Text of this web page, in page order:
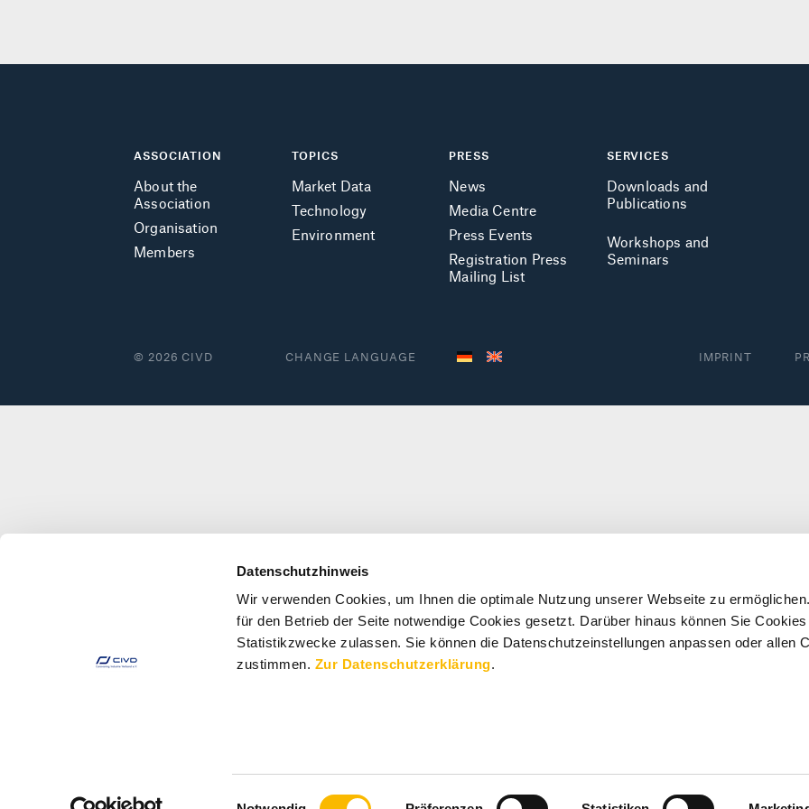
Datenschutzhinweis
Wir verwenden Cookies, um Ihnen die optimale Nutzung unserer Webseite zu
für den Betrieb der Seite notwendige Cookies gesetzt. Darüber hinaus können Sie
Statistikzwecke zulassen. Sie können die Datenschutzeinstellungen anpassen oder allen
zustimmen. Zur Datenschutzerklärung.
Einwilligungsauswahl
ASSOCIATION
About the
Association
Organisation
Members
TOPICS
Market Data
Technology
Environment
PRESS
News
Media Centre
Press Events
Registration Press
Mailing List
SERVICES
Downloads and
Publications
Workshops and
Seminars
© 2026 CIVD CHANGE LANGUAGE IMPRINT